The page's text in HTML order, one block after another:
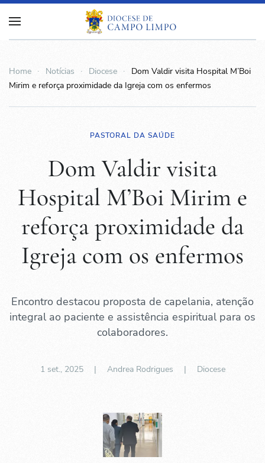
Home Notícias Diocese
Dom Valdir visita Hospital M’Boi
Mirim e reforça proximidade da Igreja com os enfermos
PASTORAL DA SAÚDE
Dom Valdir visita
Hospital M’Boi Mirim e
reforça proximidade da
Igreja com os enfermos
Encontro destacou proposta de capelania, atenção
integral ao paciente e assistência espiritual para os
colaboradores.
1 set., 2025| Andrea Rodrigues | Diocese